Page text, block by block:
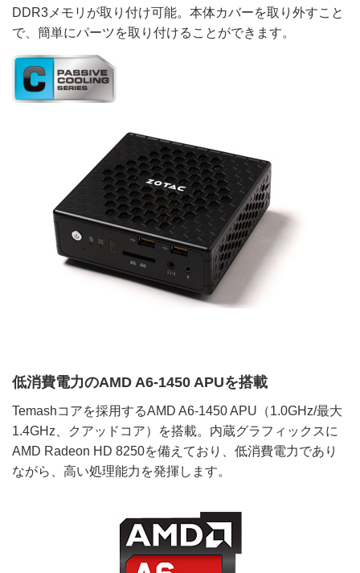
DDR3メモリが取り付け可能。本体カバーを取り外すこと
で、簡単にパーツを取り付けることができます。
低消費電力のAMD A6-1450 APUを搭載
Temashコアを採用するAMD A6-1450 APU（1.0GHz/最大
1.4GHz、クアッドコア）を搭載。内蔵グラフィックスに
AMD Radeon HD 8250を備えており、低消費電力であり
ながら、高い処理能力を発揮します。